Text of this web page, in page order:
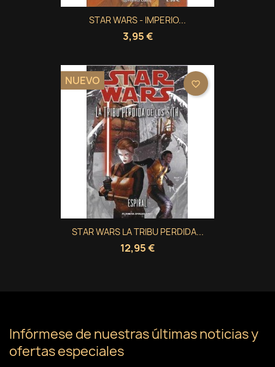
STAR WARS - IMPERIO...
3,95 €
STAR WARS LA TRIBU PERDIDA...
12,95 €
NUEVO favorite_border
Infórmese de nuestras últimas noticias y
ofertas especiales